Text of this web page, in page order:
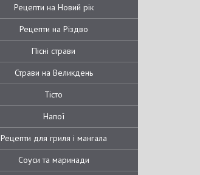
Рецепти на Новий рік
Рецепти на Різдво
Пісні страви
Страви на Великдень
Тісто
Напої
Рецепти для гриля і мангала
Соуси та маринади